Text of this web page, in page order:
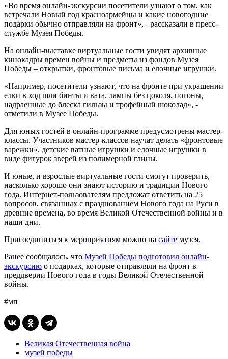
«Во время онлайн-экскурсии посетители узнают о том, как
встречали Новый год красноармейцы и какие новогодние
подарки обычно отправляли на фронт», - рассказали в пресс-
службе Музея Победы.
На онлайн-выставке виртуальные гости увидят архивные
кинокадры времен войны и предметы из фондов Музея
Победы – открытки, фронтовые письма и елочные игрушки.
«Например, посетители узнают, что на фронте при украшении
елки в ход шли бинты и вата, лампы без цоколя, погоны,
надраенные до блеска гильзы и трофейный шоколад», -
отметили в Музее Победы.
Для юных гостей в онлайн-программе предусмотрены мастер-
классы. Участников мастер-классов научат делать «фронтовые
варежки», детские ватные игрушки и елочные игрушки в
виде фигурок зверей из полимерной глины.
И юные, и взрослые виртуальные гости смогут проверить,
насколько хорошо они знают историю и традиции Нового
года. Интернет-пользователям предложат ответить на 25
вопросов, связанных с празднованием Нового года на Руси в
древние времена, во время Великой Отечественной войны и в
наши дни.
Присоединиться к мероприятиям можно на сайте музея.
Ранее сообщалось, что Музей Победы подготовил онлайн-
экскурсию о подарках, которые отправляли на фронт в
преддверии Нового года в годы Великой Отечественной
войны.
#мп
Великая Отечественная война
музей победы